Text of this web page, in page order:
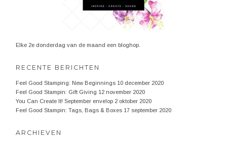
Elke 2e donderdag van de maand een bloghop.
RECENTE BERICHTEN
Feel Good Stamping: New Beginnings 10 december 2020
Feel Good Stampin: Gift Giving 12 november 2020
You Can Create It! September envelop 2 oktober 2020
Feel Good Stampin: Tags, Bags & Boxes 17 september 2020
ARCHIEVEN